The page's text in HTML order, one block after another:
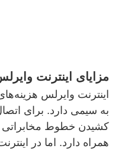
مزایای اینترنت
اینترنت وایرلس
به سیمی دارد. برای
کشیدن خطوط مخابراتی
همراه دارد. اما در